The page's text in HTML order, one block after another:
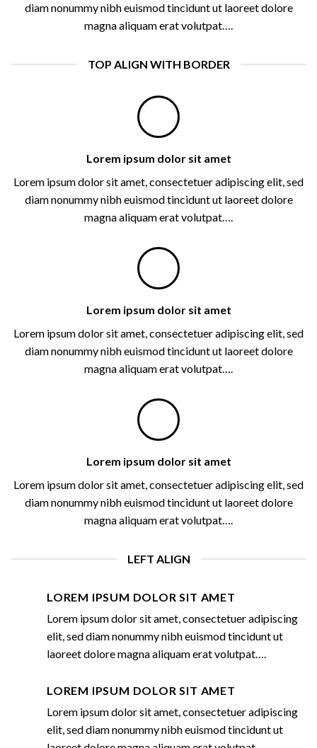
diam nonummy nibh euismod tincidunt ut laoreet dolore
magna aliquam erat volutpat….
TOP ALIGN WITH BORDER
Lorem ipsum dolor sit amet
Lorem ipsum dolor sit amet, consectetuer adipiscing elit, sed
diam nonummy nibh euismod tincidunt ut laoreet dolore
magna aliquam erat volutpat….
Lorem ipsum dolor sit amet
Lorem ipsum dolor sit amet, consectetuer adipiscing elit, sed
diam nonummy nibh euismod tincidunt ut laoreet dolore
magna aliquam erat volutpat….
Lorem ipsum dolor sit amet
Lorem ipsum dolor sit amet, consectetuer adipiscing elit, sed
diam nonummy nibh euismod tincidunt ut laoreet dolore
magna aliquam erat volutpat….
LEFT ALIGN
LOREM IPSUM DOLOR SIT AMET
Lorem ipsum dolor sit amet, consectetuer adipiscing
elit, sed diam nonummy nibh euismod tincidunt ut
laoreet dolore magna aliquam erat volutpat….
LOREM IPSUM DOLOR SIT AMET
Lorem ipsum dolor sit amet, consectetuer adipiscing
elit, sed diam nonummy nibh euismod tincidunt ut